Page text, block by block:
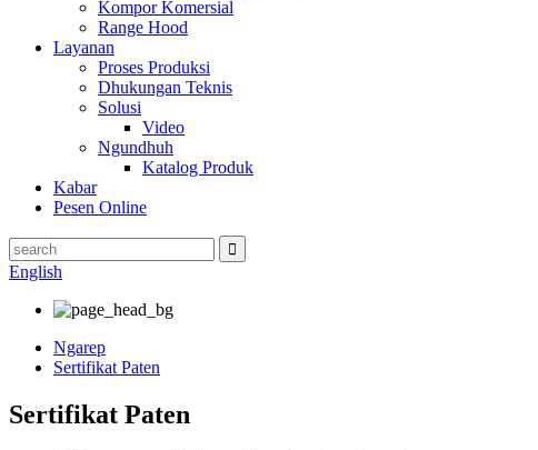
Kompor Komersial
Range Hood
Layanan
Proses Produksi
Dhukungan Teknis
Solusi
Video
Ngundhuh
Katalog Produk
Kabar
Pesen Online
English
Ngarep
Sertifikat Paten
Sertifikat Paten